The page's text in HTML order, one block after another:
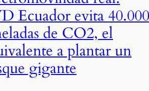
Ecuador evita 40.000
de CO2, el
a plantar un
gigante